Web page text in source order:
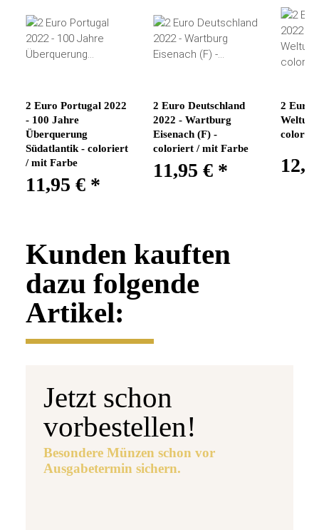
2 Euro Portugal 2022
- 100 Jahre
Überquerung
Südatlantik - coloriert
/ mit Farbe
11,95 € *
2 Euro Deutschland
2022 - Wartburg
Eisenach (F) -
coloriert / mit Farbe
11,95 € *
2 Euro
Kunden kauften
dazu folgende
Artikel:
Jetzt schon
vorbestellen!
Besondere Münzen schon vor
Ausgabetermin sichern.